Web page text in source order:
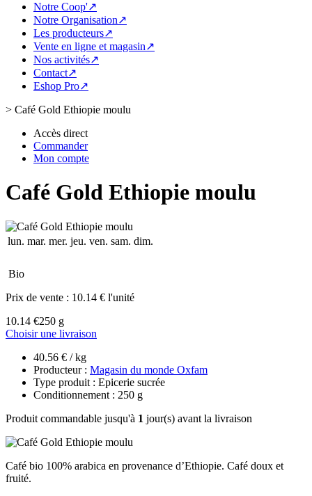
Notre Coop'↗
Notre Organisation↗
Les producteurs↗
Vente en ligne et magasin↗
Nos activités↗
Contact↗
Eshop Pro↗
> Café Gold Ethiopie moulu
Accès direct
Commander
Mon compte
Café Gold Ethiopie moulu
lun. mar. mer. jeu. ven. sam. dim.
Bio
Prix de vente : 10.14 € l'unité
10.14 €250 g
Choisir une livraison
40.56 € / kg
Producteur : Magasin du monde Oxfam
Type produit : Epicerie sucrée
Conditionnement : 250 g
Produit commandable jusqu'à 1 jour(s) avant la livraison
Café bio 100% arabica en provenance d’Ethiopie. Café doux et
fruité.